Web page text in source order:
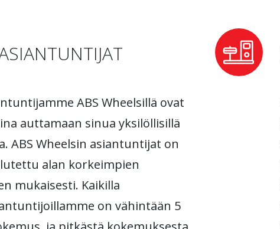
ABS Wheelsillä ovat
auttamaan sinua yksilöllisillä
ABS Wheelsin asiantuntijat on
alan korkeimpien
mukaisesti. Kaikilla
on vähintään 5